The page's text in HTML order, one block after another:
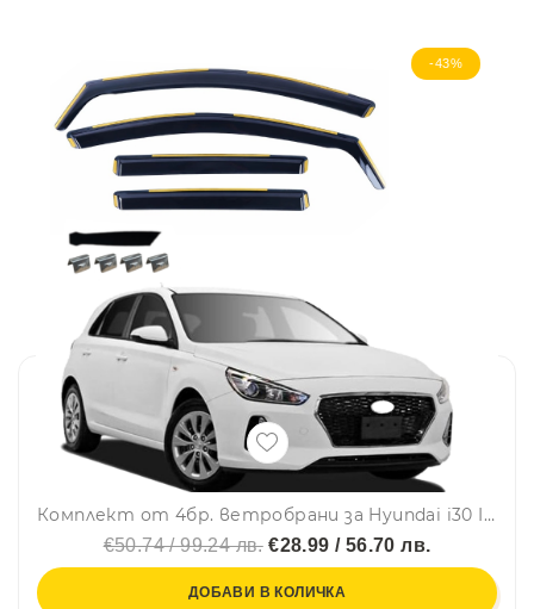
-43%
Комплект от 4бр. ветробрани за Hyundai i30 III 2017-2024
€50.74 / 99.24 лв.€28.99 / 56.70 лв.
ДОБАВИ В КОЛИЧКА